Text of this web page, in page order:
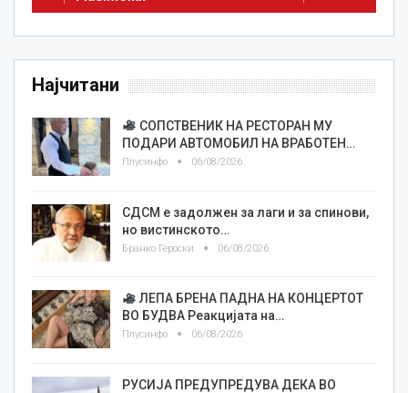
Најчитани
СОПСТВЕНИК НА РЕСТОРАН МУ
ПОДАРИ АВТОМОБИЛ НА ВРАБОТЕН…
Плусинфо 06/08/2026
СДСМ е задолжен за лаги и за спинови,
но вистинското…
Бранко Героски 06/08/2026
ЛЕПА БРЕНА ПАДНА НА КОНЦЕРТОТ
ВО БУДВА Реакцијата на…
Плусинфо 06/08/2026
РУСИЈА ПРЕДУПРЕДУВА ДЕКА ВО